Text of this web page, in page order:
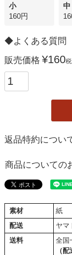
小
160円
中
◆よくある質問
販売価格 ¥160
返品特約につい
商品についての
素材
紙
配送
ヤマ
送料
全国
（